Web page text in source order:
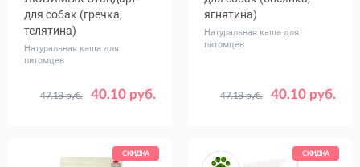
для собак (гречка,
телятина)
Натуральная каша для
питомцев
40.10 руб.
47.18 руб.
Вес, кг 1 5
ягнятина)
Натуральная каша для
питомцев
40.10 руб.
47.18 руб.
Вес, кг 1 5
СКИДКА СКИДКА